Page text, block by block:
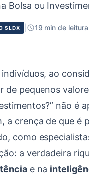
Bolsa ou
SLDX 19 min de leitura
ao
de pequenos
não é
a crença de que é
como
a verdadeira
e na